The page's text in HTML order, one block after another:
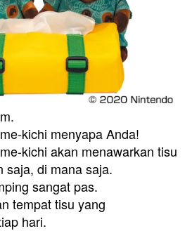
kichi menyapa Anda!
kichi akan menawarkan tisu
saja, di mana saja.
sangat pas.
tempat tisu yang
hari.